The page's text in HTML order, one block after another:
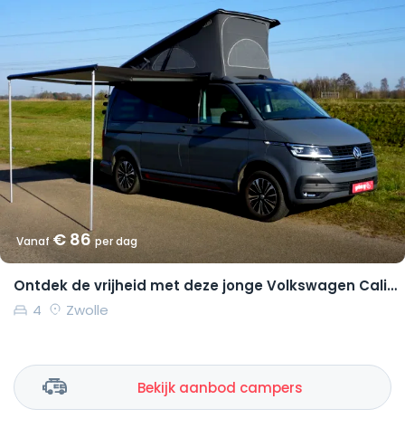
Vanaf€ 86per dag
Ontdek de vrijheid met deze jonge Volkswagen California Coast
4
Zwolle
Bekijk aanbod campers